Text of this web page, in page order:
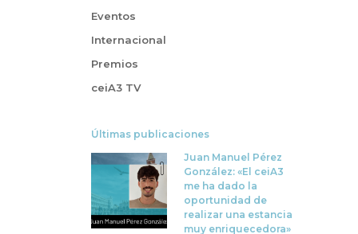
Eventos
Internacional
Premios
ceiA3 TV
Últimas publicaciones
Juan Manuel Pérez
González: «El ceiA3
me ha dado la
oportunidad de
realizar una estancia
muy enriquecedora»